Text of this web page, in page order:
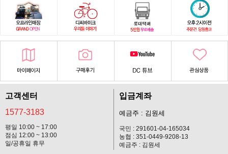
고객센터
1577-3183
평일 10:00 ~ 17:00
점심 12:00 ~ 13:00
일/공휴일 휴무
입금계좌
예금주 : 김원세
국민 : 291601-04-165034
농협 : 351-0449-9208-13
예금주 : 김원세